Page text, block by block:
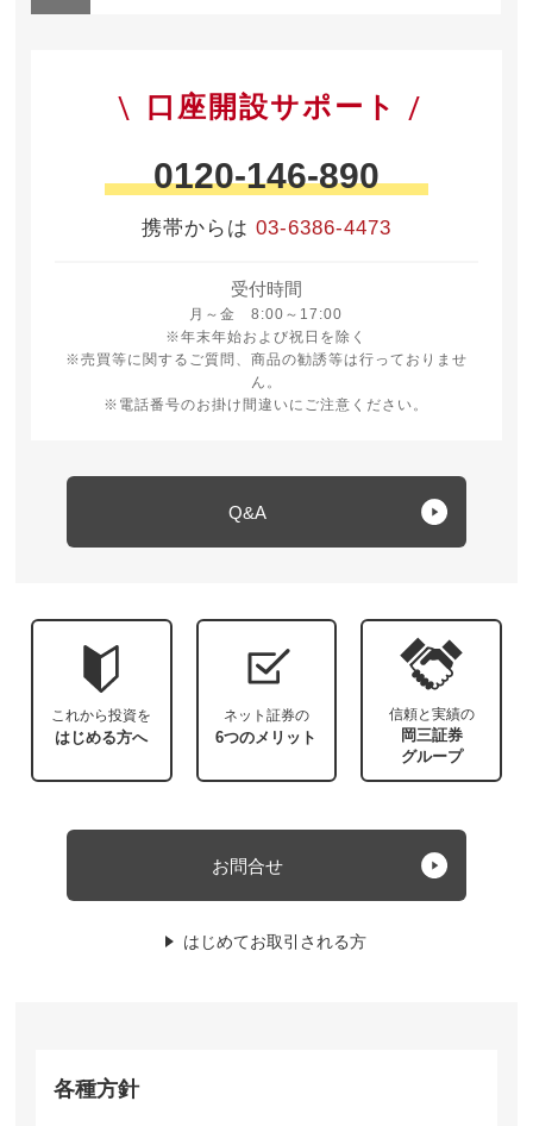
口座開設サポート
0120-146-890
携帯からは 03-6386-4473
受付時間
月～金 8:00～17:00
月曜日から金曜日 8時から17時
※年末年始および祝日を除く
※売買等に関するご質問、商品の勧誘等は行っておりませ
ん。
※電話番号のお掛け間違いにご注意ください。
Q&A
これから投資を
はじめる方へ
ネット証券の
6つのメリット
信頼と実績の
岡三証券
グループ
お問合せ
はじめてお取引される方
各種方針